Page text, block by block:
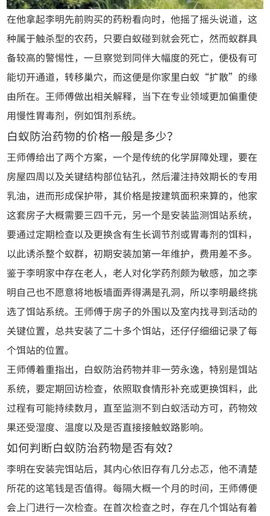
在他拿起李明先前购买的药粉看向时，他摇了摇头说道，这
种属于触杀型的农药，只要白蚁碰到就会死亡，然而蚁群具
备较高的警惕性，一旦察觉到同伴大幅度的死亡，便极有可
能切开通道，转移巢穴，而这便是你家里白蚁“扩散”的缘
由所在。王师傅做出相关解释，当下在专业领域更加偏重使
用慢性胃毒剂，例如饵剂系统。
白蚁防治药物的价格一般是多少？
王师傅给出了两个方案，一个是传统的化学屏障处理，要在
房屋四周以及关键结构部位钻孔，然后灌注持效期长的专用
乳油，进而形成保护带，其价格是按建筑面积来算的，他家
这套房子大概需要三四千元，另一个是安装监测饵站系统，
要通过定期检查以及更换含有生长调节剂或胃毒剂的饵料，
以此诱杀整个蚁群，初期安装加第一年维护，费用差不多。
鉴于李明家中存在老人，老人对化学药剂颇为敏感，加之李
明自己也不愿意将地板墙面弄得满是孔洞，所以李明最终挑
选了饵站系统。王师傅于房子的外围以及室内找寻到活动的
关键位置，总共安装了二十多个饵站，还仔仔细细记录了每
个饵站的位置。
王师傅着重指出，白蚁防治药物并非一劳永逸，特别是饵站
系统，要定期回访检查，依照取食情形补充或更换饵料，此
过程有可能持续数月，直至监测不到白蚁活动方可，药物效
果还受湿度、温度以及是否直接接触蚁路影响。
如何判断白蚁防治药物是否有效？
李明在安装完饵站后，其内心依旧存有几分忐忑，他不清楚
所花的这笔钱是否值得。每隔大概一个月的时间，王师傅便
会上门进行一次检查。在首次检查之时，存在几个饵站有着